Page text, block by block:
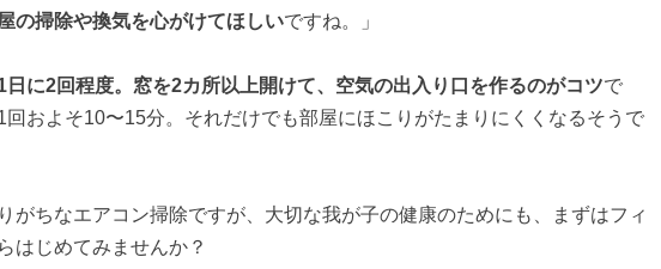
の掃除や換気を心がけてほしいですね。」
日に2回程度。窓を2カ所以上開けて、空気の出入り口を作るのがコツで
回およそ10〜15分。それだけでも部屋にほこりがたまりにくくなるそうで
がちなエアコン掃除ですが、大切な我が子の健康のためにも、まずはフィ
はじめてみませんか？